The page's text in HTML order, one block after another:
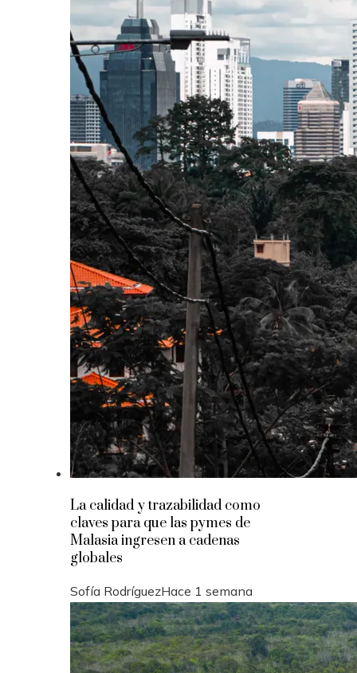
La calidad y trazabilidad como
claves para que las pymes de
Malasia ingresen a cadenas
globales
Sofía RodríguezHace 1 semana